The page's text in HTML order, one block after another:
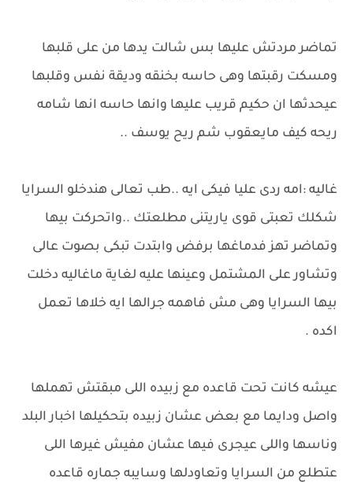
تماضر مردتش عليها بس شالت يدها من على قلبها
ومسكت رقبتها وهى حاسه بخنقه وديقة نفس وقلبها
عيحدثها ان حكيم قريب عليها وانها حاسه انها شامه
ريحه كيف مايعقوب شم ريح يوسف ..
غاليه :امه ردى عليا فيكى ايه ..طب تعالى هندخلو السرايا
شكلك تعبتى قوى ياريتنى مطلعتك ..واتحركت بيها
وتماضر تهز فدماغها برفض وابتدت تبكى بصوت عالى
وتشاور على المشتمل وعينها عليه لغاية ماغاليه دخلت
بيها السرايا وهى مش فاهمه جرالها ايه خلاها تعمل
اكده .
عيشه كانت تحت قاعده مع زبيده اللى مبقتش تهملها
واصل ودايما مع بعض عشان زبيده بتحكيلها اخبار البلد
وناسها واللى عيجرى فيها عشان مفيش غيرها اللى
عتطلع من السرايا وتعاودلها وسايبه جماره قاعده